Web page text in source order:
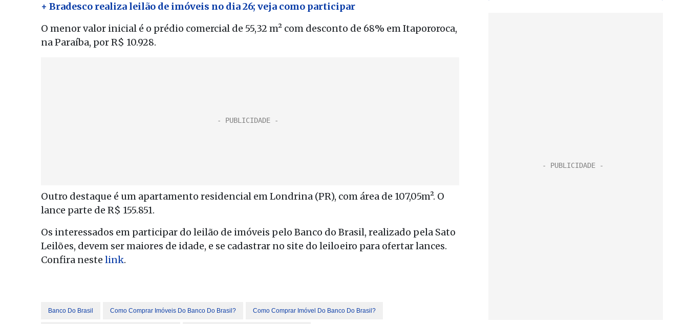
+ Bradesco realiza leilão de imóveis no dia 26; veja como participar
O menor valor inicial é o prédio comercial de 55,32 m² com desconto de 68% em Itapororoca,
na Paraíba, por R$ 10.928.
Outro destaque é um apartamento residencial em Londrina (PR), com área de 107,05m². O
lance parte de R$ 155.851.
Os interessados em participar do leilão de imóveis pelo Banco do Brasil, realizado pela Sato
Leilões, devem ser maiores de idade, e se cadastrar no site do leiloeiro para ofertar lances.
Confira neste link.
Banco Do Brasil Como Comprar Imóveis Do Banco Do Brasil? Como Comprar Imóvel Do Banco Do Brasil?